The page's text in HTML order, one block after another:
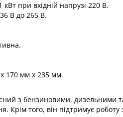
кВт при вхідній напрузі 220 В.​
В до 265 В.​
170 мм x 235 мм.​
з бензиновими, дизельними
Крім того, він підтримує